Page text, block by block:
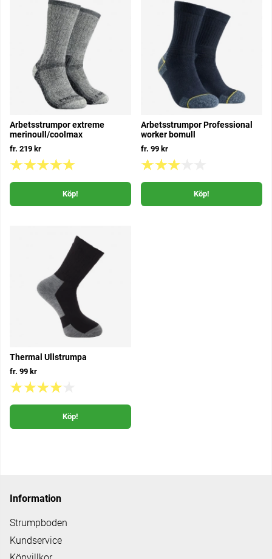
Arbetsstrumpor extreme
merinoull/coolmax
fr. 219 kr
Köp!
Arbetsstrumpor Professional
worker bomull
fr. 99 kr
Köp!
Thermal Ullstrumpa
fr. 99 kr
Köp!
Information
Strumpboden
Kundservice